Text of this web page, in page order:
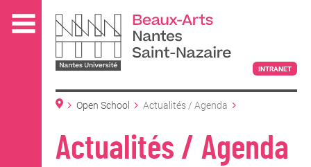
contenu
L'ÉCOLE
INTRANET
Open School Actualités / Agenda
Actualités / Agenda